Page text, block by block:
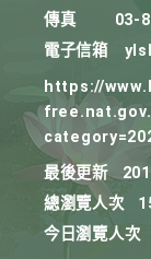
傳真
03-
電子信箱
https://
最後更新
總瀏覽人次
今日瀏覽人次